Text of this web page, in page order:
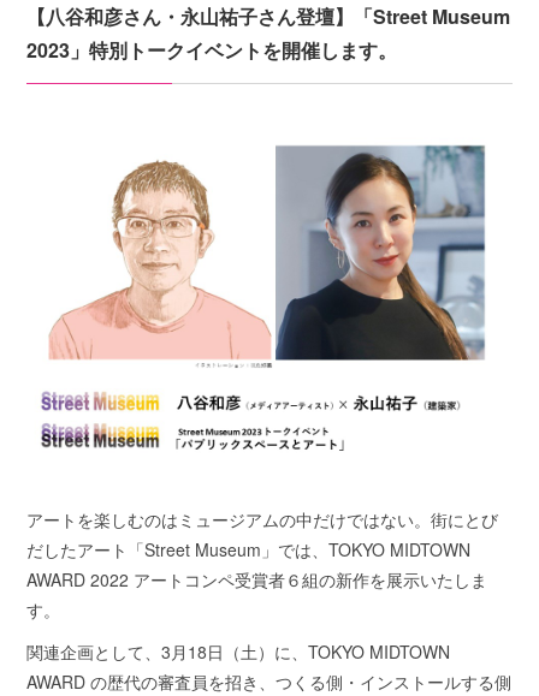
【八谷和彦さん・永山祐子さん登壇】「Street Museum
2023」特別トークイベントを開催します。
アートを楽しむのはミュージアムの中だけではない。街にとび
だしたアート「Street Museum」では、TOKYO MIDTOWN
AWARD 2022 アートコンペ受賞者６組の新作を展示いたしま
す。
関連企画として、3月18日（土）に、TOKYO MIDTOWN
AWARD の歴代の審査員を招き、つくる側・インストールする側